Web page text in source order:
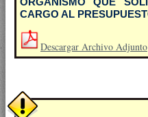
CARGO AL
Descargar Archivo Adjunto